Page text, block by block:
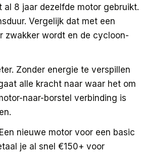
8 jaar dezelfde motor gebruikt.
Vergelijk dat met een
zwakker wordt en de cycloon-
Zonder energie te verspillen
alle kracht naar waar het om
naar-borstel verbinding is
nieuwe motor voor een basic
je al snel €150+ voor